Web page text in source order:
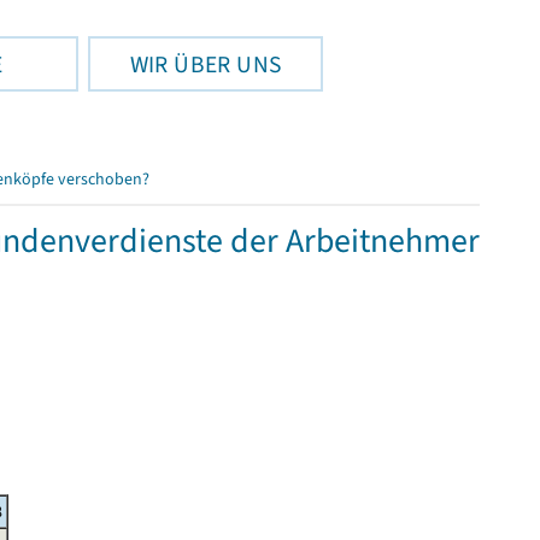
WIR ÜBER UNS
verschoben?
der Arbeitnehmer